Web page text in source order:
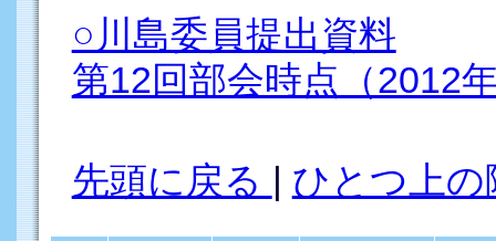
○川島委員提出資料
第12回部会時点（2012
先頭に戻る | ひとつ上の